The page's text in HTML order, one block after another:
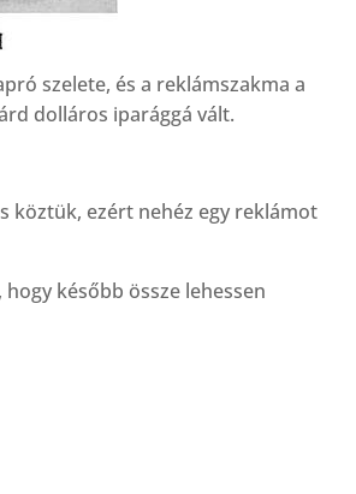
szelete, és a reklámszakma a
dolláros iparággá vált.
köztük, ezért nehéz egy reklámot
később össze lehessen